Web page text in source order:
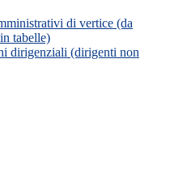
di vertice (da
tabelle)
dirigenziali (dirigenti non